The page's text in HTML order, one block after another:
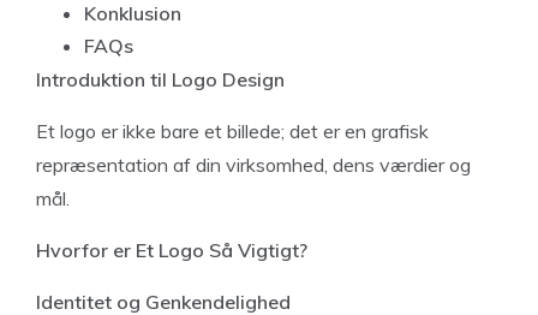
Konklusion
FAQs
Introduktion til Logo Design
Et logo er ikke bare et billede; det er en grafisk
repræsentation af din virksomhed, dens værdier og
mål.
Hvorfor er Et Logo Så Vigtigt?
Identitet og Genkendelighed